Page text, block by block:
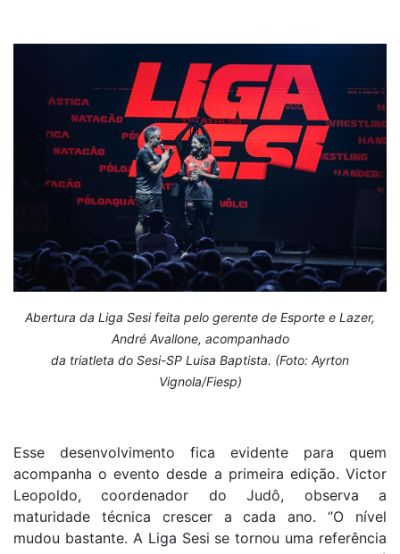
Abertura da Liga Sesi feita pelo gerente de Esporte e Lazer,
André Avallone, acompanhado
da triatleta do Sesi-SP Luisa Baptista. (Foto: Ayrton
Vignola/Fiesp)
Esse desenvolvimento fica evidente para quem
acompanha o evento desde a primeira edição. Victor
Leopoldo, coordenador do Judô, observa a
maturidade técnica crescer a cada ano. “O nível
mudou bastante. A Liga Sesi se tornou uma referência